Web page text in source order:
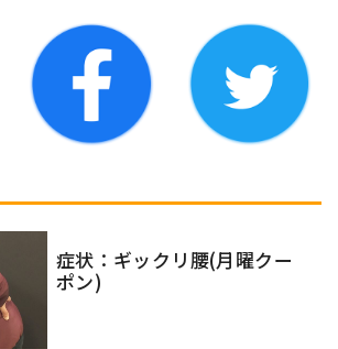
症状：ギックリ腰(月曜クー
ポン)